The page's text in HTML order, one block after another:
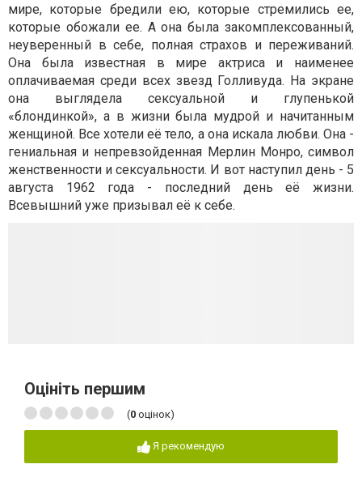
мире, которые бредили ею, которые стремились ее,
которые обожали ее. А она была закомплексованный,
неуверенный в себе, полная страхов и переживаний.
Она была известная в мире актриса и наименее
оплачиваемая среди всех звезд Голливуда. На экране
она выглядела сексуальной и глупенькой
«блондинкой», а в жизни была мудрой и начитанным
женщиной. Все хотели её тело, а она искала любви. Она -
гениальная и непревзойденная Мерлин Монро, символ
женственности и сексуальности. И вот наступил день - 5
августа 1962 года - последний день её жизни.
Всевышний уже призывал её к себе.
Оцініть першим
(0 оцінок)
Я рекомендую